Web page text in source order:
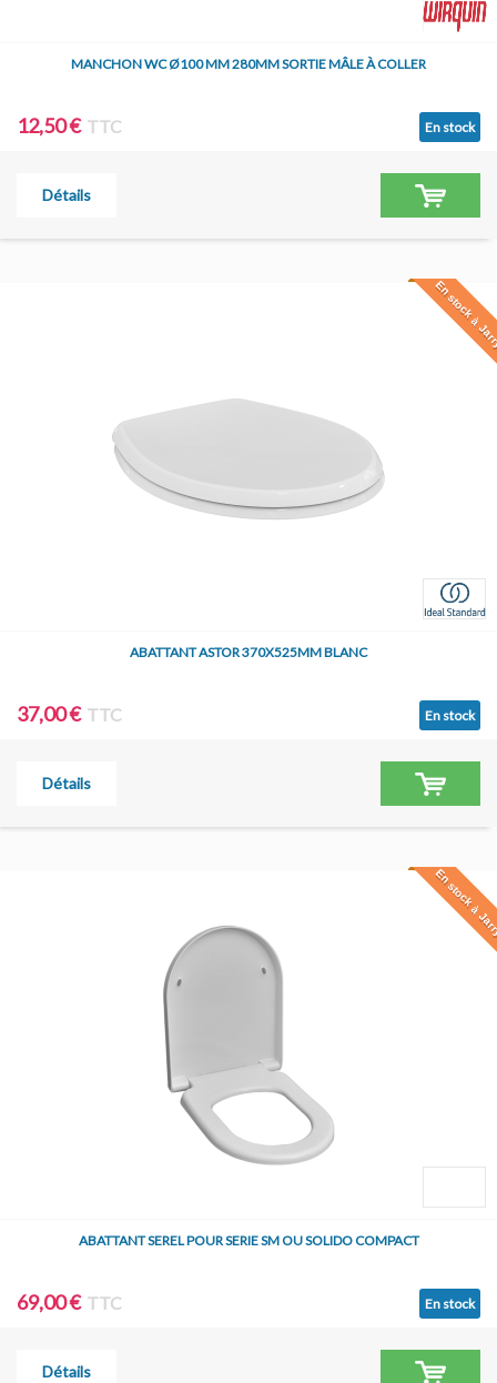
MANCHON WC Ø100 MM 280MM SORTIE MÂLE À COLLER
12,50 € TTC En stock
Détails
En stock à
ABATTANT ASTOR 370X525MM BLANC
37,00 € TTC En stock
Détails
En stock à
ABATTANT SEREL POUR SERIE SM OU SOLIDO COMPACT
69,00 € TTC En stock
Détails